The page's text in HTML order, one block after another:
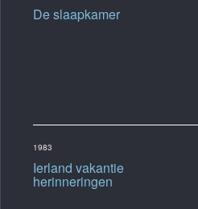
De slaapkamer
Ierland vakantie
herinneringen
1983